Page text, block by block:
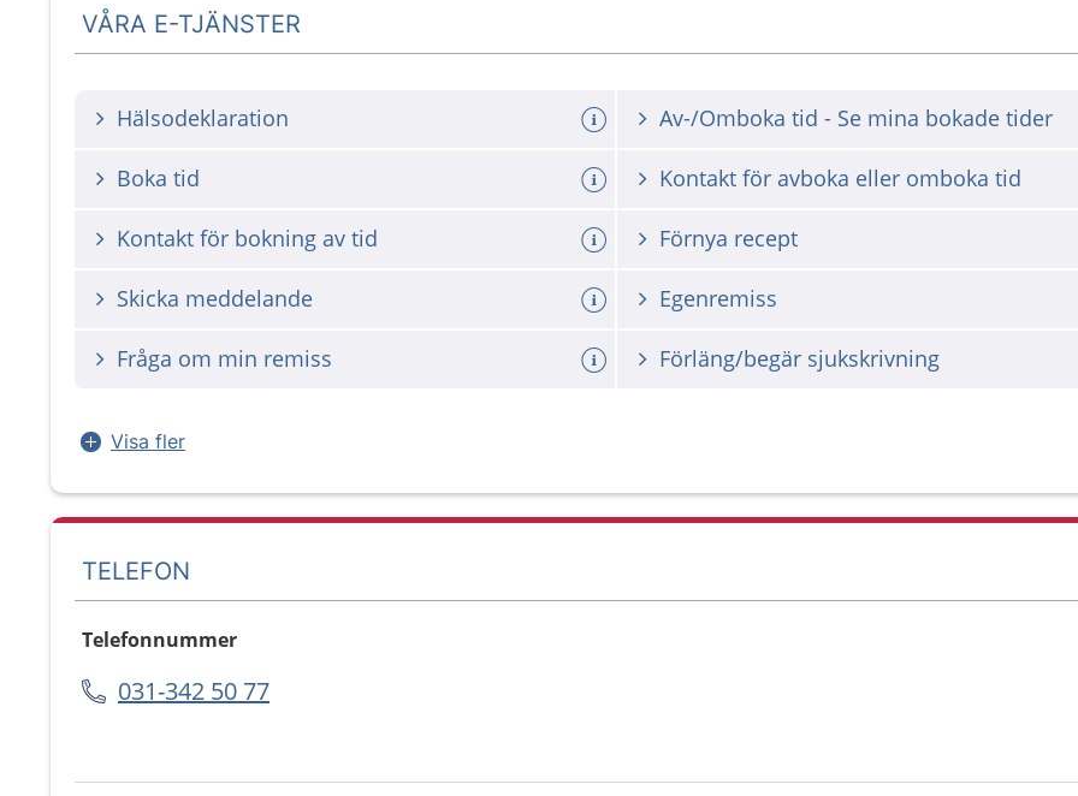
VÅRA E-TJÄNSTER
Hälsodeklaration Av-/Omboka tid - Se mina bokade tider
Boka tid Kontakt för avboka eller omboka tid
Kontakt för bokning av tid Förnya recept
Skicka meddelande Egenremiss
Fråga om min remiss Förläng/begär sjukskrivning
Visa fler
TELEFON
Telefonnummer
031-342 50 77